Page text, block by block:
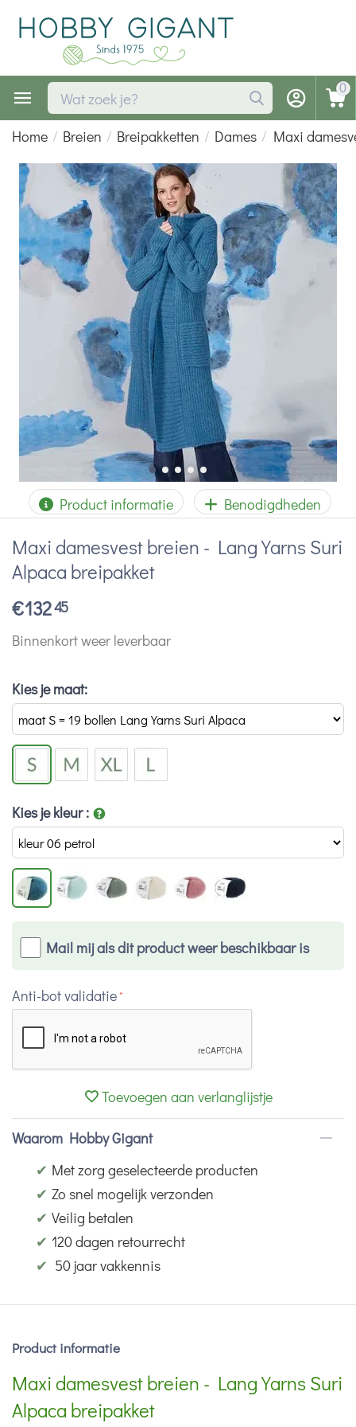
0
Home / Breien / Breipakketten / Dames / Maxi
Product informatie Benodigdheden
Maxi damesvest breien - Lang Yarns Suri
Alpaca breipakket
€13245
Binnenkort weer leverbaar
Kies je maat:
Kies je kleur:
Mail mij als dit product weer beschikbaar is
Anti-bot validatie
Toevoegen aan verlanglijstje
Waarom Hobby Gigant
✔ Met zorg geselecteerde producten
✔ Zo snel mogelijk verzonden
✔ Veilig betalen
✔ 120 dagen retourrecht
✔ 50 jaar vakkennis
Product informatie
Maxi damesvest breien - Lang Yarns Suri
Alpaca breipakket